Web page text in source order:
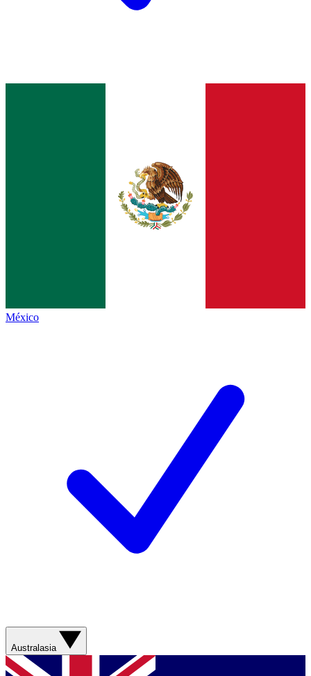
México
Australasia